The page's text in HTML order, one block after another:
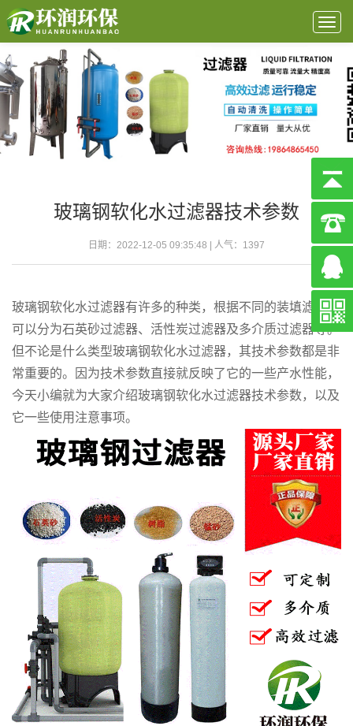
玻璃钢软化水过滤器技术参数
日期：2022-12-05 09:35:48 | 人气： 1397
玻璃钢软化水过滤器有许多的种类，根据不同的装填滤料，
可以分为石英砂过滤器、活性炭过滤器及多介质过滤器等。
但不论是什么类型玻璃钢软化水过滤器，其技术参数都是非
常重要的。因为技术参数直接就反映了它的一些产水性能，
今天小编就为大家介绍玻璃钢软化水过滤器技术参数，以及
它一些使用注意事项。